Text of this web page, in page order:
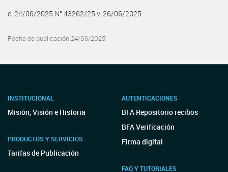
e. 24/06/2025 N° 43262/25 v. 26/06/2025
Fecha de publicación 24/06/2025
INSTITUCIONAL
Misión, Visión e Historia
PRODUCTOS Y SERVICIOS
Tarifas de Publicación
AUTENTICACIONES
BFA Repositorio recibos
BFA Verificación
Firma digital
FAQ Y TUTORIALES